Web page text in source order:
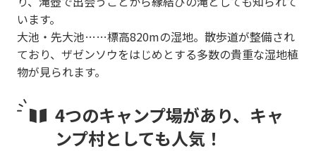
います。
大池・先大池……標高820mの湿地。散歩道が整備され
ており、ザゼンソウをはじめとする多数の貴重な湿地植
物が見られます。
4つのキャンプ場があり、キャ
ンプ村としても人気！